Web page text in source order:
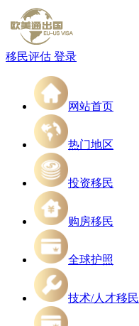
移民评估 登录
网站首页
热门地区
投资移民
购房移民
全球护照
技术/人才移民